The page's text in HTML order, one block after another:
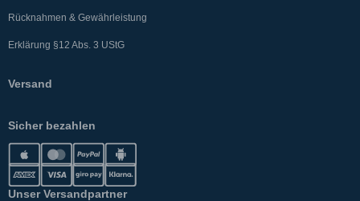
Rücknahmen & Gewährleistung
Erklärung §12 Abs. 3 UStG
Versand
Sicher bezahlen
Unser Versandpartner